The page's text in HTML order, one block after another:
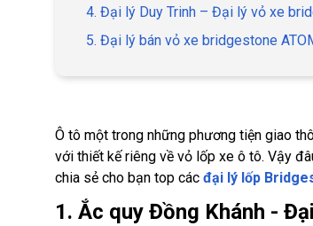
4. Đại lý Duy Trinh – Đại lý vỏ xe
5. Đại lý bán vỏ xe bridgestone
Ô tô một trong những phương tiện giao
với thiết kế riêng về vỏ lốp xe ô tô. Vậy
chia sẻ cho bạn top các đại lý lốp
1. Ắc quy Đồng Khánh -